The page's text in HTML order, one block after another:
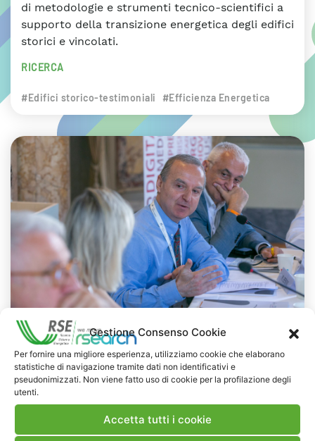
Gestione Consenso Cookie
Per fornire una migliore esperienza, utilizziamo cookie che elaborano
statistiche di navigazione tramite dati non identificativi e
pseudonimizzati. Non viene fatto uso di cookie per la profilazione degli
utenti.
Accetta tutti i cookie
di metodologie e strumenti tecnico-scientifici a
supporto della transizione energetica degli edifici
storici e vincolati.
RICERCA
#Edifici storico-testimoniali #Efficienza Energetica
NEWS
29 LUGLIO 2026
Presentazione del Rapporto Innov-E